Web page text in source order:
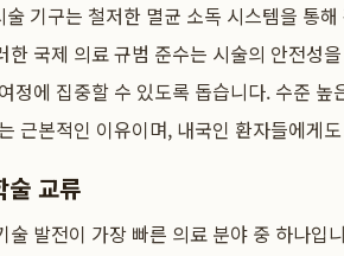
기구는 철저한 멸균 소독 시스템을 통
국제 의료 규범 준수는 시술의 안전성
정에 집중할 수 있도록 돕습니다. 수준
근본적인 이유이며, 내국인 환자들에게
술 교류
발전이 가장 빠른 의료 분야 중 하나입